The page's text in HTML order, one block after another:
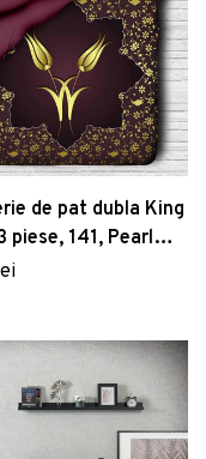
de pat dubla King
piese, 141, Pearl
Poliester Satinat